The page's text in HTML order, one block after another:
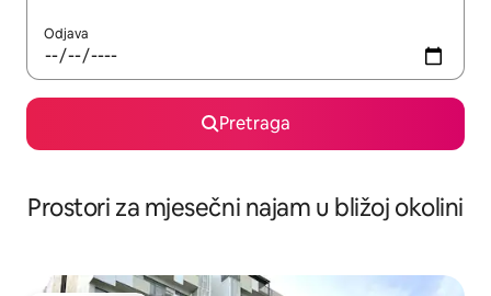
Odjava
Pretraga
Prostori za mjesečni najam u bližoj okolini